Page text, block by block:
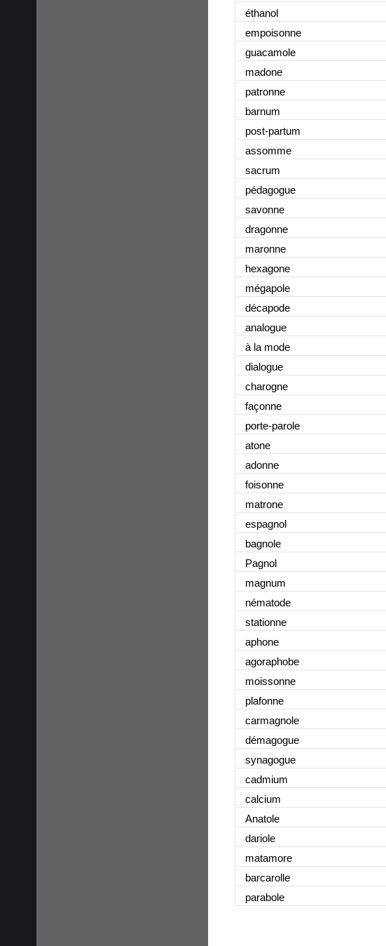
éthanol
empoisonne
guacamole
madone
patronne
barnum
post-partum
assomme
sacrum
pédagogue
savonne
dragonne
maronne
hexagone
mégapole
décapode
analogue
à la mode
dialogue
charogne
façonne
porte-parole
atone
adonne
foisonne
matrone
espagnol
bagnole
Pagnol
magnum
nématode
stationne
aphone
agoraphobe
moissonne
plafonne
carmagnole
démagogue
synagogue
cadmium
calcium
Anatole
dariole
matamore
barcarolle
parabole